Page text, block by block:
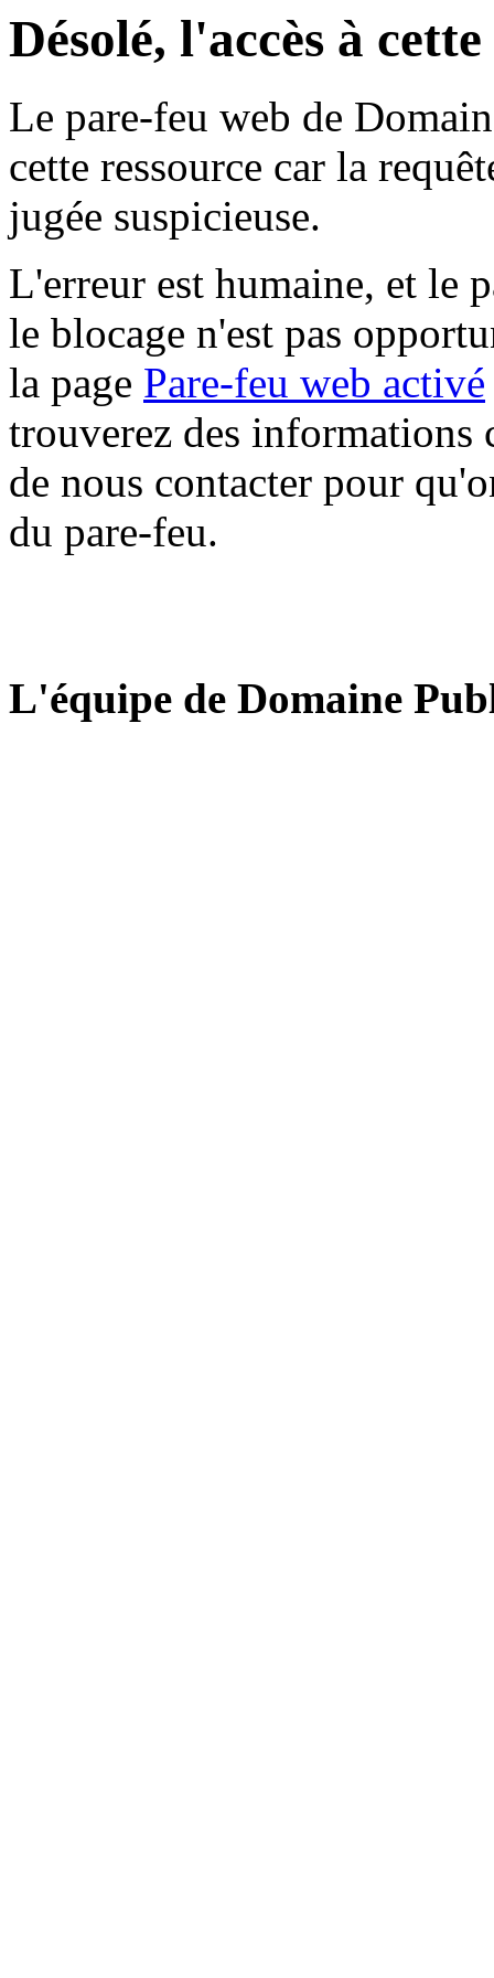
Désolé, l'accès à
Le pare-feu web de
cette ressource car la
jugée suspicieuse.
L'erreur est humaine, et le
le blocage n'est pas
la page Pare-feu web activé
trouverez des informations
de nous contacter pour
du pare-feu.
L'équipe de Domaine